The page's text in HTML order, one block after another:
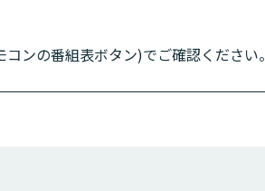
コンの番組表ボタン)でご確認ください。